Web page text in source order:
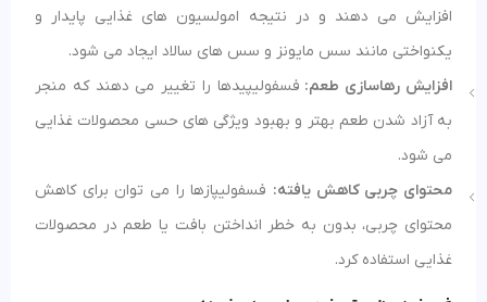
افزایش می دهند و در نتیجه امولسیون های غذایی پایدار و
یکنواختی مانند سس مایونز و سس های سالاد ایجاد می شود.
افزایش رهاسازی طعم: فسفولیپیدها را تغییر می دهند که منجر
به آزاد شدن طعم بهتر و بهبود ویژگی های حسی محصولات غذایی
می شود.
محتوای چربی کاهش یافته: فسفولیپازها را می توان برای کاهش
محتوای چربی، بدون به خطر انداختن بافت یا طعم در محصولات
غذایی استفاده کرد.